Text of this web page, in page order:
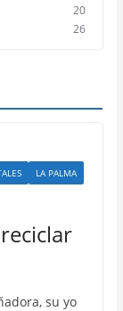
20
26
LA PALMA
su yo